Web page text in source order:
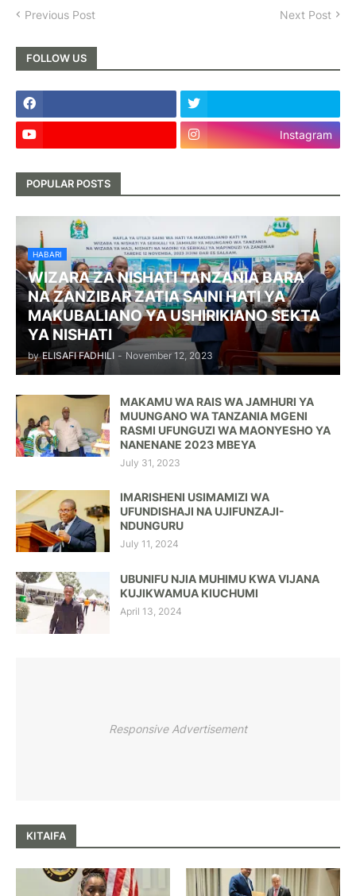
Previous Post Next Post
FOLLOW US
Instagram
POPULAR POSTS
HABARI
WIZARA ZA NISHATI TANZANIA BARA
NA ZANZIBAR ZATIA SAINI HATI YA
MAKUBALIANO YA USHIRIKIANO SEKTA
YA NISHATI
by ELISAFI FADHILI - November 12, 2023
MAKAMU WA RAIS WA JAMHURI YA
MUUNGANO WA TANZANIA MGENI
RASMI UFUNGUZI WA MAONYESHO YA
NANENANE 2023 MBEYA
July 31, 2023
IMARISHENI USIMAMIZI WA
UFUNDISHAJI NA UJIFUNZAJI-
NDUNGURU
July 11, 2024
UBUNIFU NJIA MUHIMU KWA VIJANA
KUJIKWAMUA KIUCHUMI
April 13, 2024
Responsive Advertisement
KITAIFA